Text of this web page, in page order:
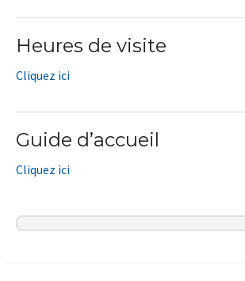
Heures de visite
Cliquez ici
Guide d’accueil
Cliquez ici